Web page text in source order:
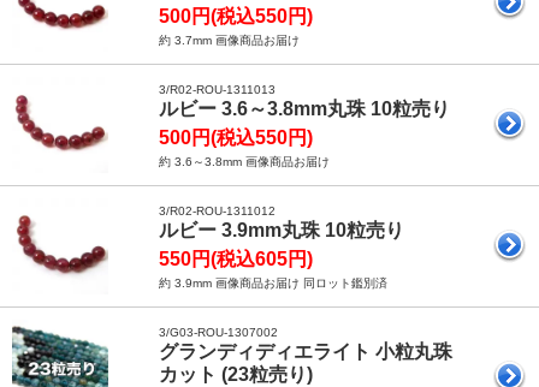
500円(税込550円)
約 3.7mm 画像商品お届け
3/R02-ROU-1311013
ルビー 3.6～3.8mm丸珠 10粒売り
500円(税込550円)
約 3.6～3.8mm 画像商品お届け
3/R02-ROU-1311012
ルビー 3.9mm丸珠 10粒売り
550円(税込605円)
約 3.9mm 画像商品お届け 同ロット鑑別済
3/G03-ROU-1307002
グランディディエライト 小粒丸珠
カット (23粒売り)